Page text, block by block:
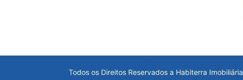
Todos os Direitos Reservados a Habiterra Imobiliária